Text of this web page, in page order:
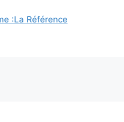
:La Référence